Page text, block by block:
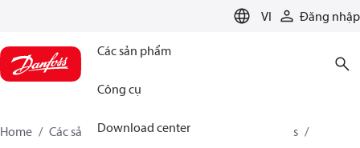
VI Đăng nhập
Các sản phẩm
Công cụ
Download center
Home Các sản phẩm Sensing solutions
Switches